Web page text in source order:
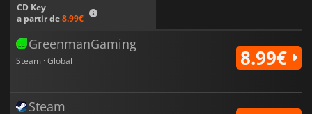
CD Key
a partir de8.99€
GreenmanGaming
Steam · Global 8.99€
Steam